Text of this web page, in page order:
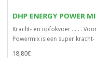
DHP ENERGY POWER
Kracht- en opfokvoer . . . .
Powermix is een super kracht-
18,80€